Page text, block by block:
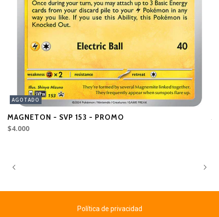
AGOTADO
MAGNETON - SVP 153 - PROMO
$4.000
Política de privacidad